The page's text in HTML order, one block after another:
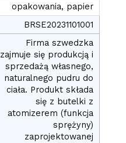
opakowania, papier
BRSE20231101001
Firma szwedzka
zajmuje się produkcją i
sprzedażą własnego,
naturalnego pudru do
ciała. Produkt składa
się z butelki z
atomizerem (funkcja
sprężyny)
zaprojektowanej